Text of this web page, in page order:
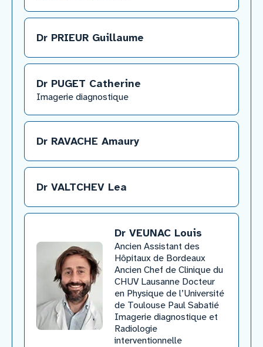
Dr PRIEUR Guillaume
Dr PUGET Catherine
Imagerie diagnostique
Dr RAVACHE Amaury
Dr VALTCHEV Lea
Dr VEUNAC Louis
​Ancien Assistant des
Hôpitaux de Bordeaux
Ancien Chef de Clinique du
CHUV Lausanne Docteur
en Physique de l’Université
de Toulouse Paul Sabatié
Imagerie diagnostique et
Radiologie
interventionnelle